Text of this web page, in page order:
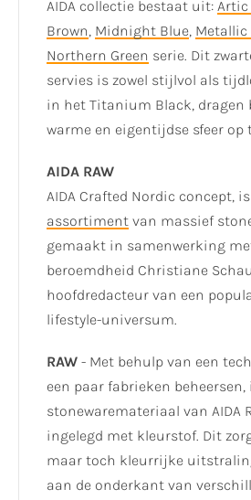
AIDA collectie bestaat uit:
Brown, Midnight Blue, Metallic
Northern Green serie. Dit
servies is zowel stijlvol als
in het Titanium Black, dragen
warme en eigentijdse sfeer op
AIDA RAW
AIDA Crafted Nordic concept,
assortiment van massief
gemaakt in samenwerking
beroemdheid Christiane
hoofdredacteur van een
lifestyle-universum.
RAW - Met behulp van een
een paar fabrieken beheersen,
stonewaremateriaal van AIDA
ingelegd met kleurstof. Dit
maar toch kleurrijke
aan de onderkant van